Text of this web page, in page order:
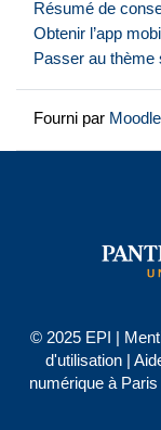
Résumé de
Obtenir l’app
Passer au thème
Fourni par Moodle
© 2025 EPI |
d'utilisation|
numérique à Paris